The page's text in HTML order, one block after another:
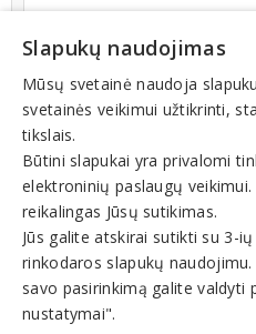
Teisinis statusas:
Veiklos sritys
Specializuota ir
Bižuterijos parduotuvės
Drabužių parduotuvės
Juvelyrinių dirbinių parduotuvės
Kosmetikos parduotuvės
Parfumerijos parduotuvės
Slapukų naudojimas
Mūsų svetainė naudoja
svetainės veikimui užtikrinti,
tikslais.
Būtini slapukai yra privalomi
elektroninių paslaugų
reikalingas Jūsų sutikimas.
Jūs galite atskirai sutikti su 3-
rinkodaros slapukų
savo pasirinkimą galite valdyti
nustatymai".